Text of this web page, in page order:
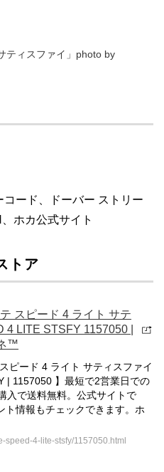
ティスファイ」photo by
ード、ドーバー ストリー
ホカ公式サイト
トア
スピード 4 ライト サテ
4 LITE STSFY 1157050 |
™
ピード 4 ライト サティスファイ
| 1157050 】最短で2営業日での
入で送料無料。公式サイトで
ト情報もチェックできます。ホ
speed-4-lite-stsfy/1157050.html